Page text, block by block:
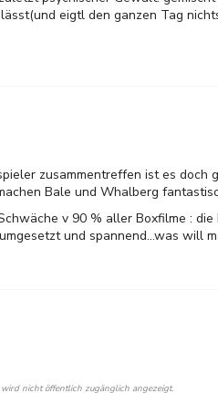
eigtl den ganzen Tag
zusammentreffen ist es doch
Bale und Whalberg
v 90 % aller Boxfilme : die
und spannend...was will
nicht öffentlich zugänglich angezeigt.